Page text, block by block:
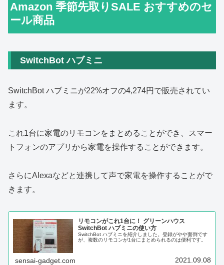
Amazon 季節先取りSALE おすすめのセ
ール商品
SwitchBot ハブミニ
SwitchBot ハブミニが22%オフの4,274円で販売されてい
ます。
これ1台に家電のリモコンをまとめることができ、スマー
トフォンのアプリから家電を操作することができます。
さらにAlexaなどと連携して声で家電を操作することがで
きます。
リモコンがこれ1台に！ グリーンハウス
SwitchBot ハブミニの使い方
SwitchBot ハブミニを紹介しました。登録がやや面倒です
が、複数のリモコンが1台にまとめられるのは便利です。
sensai-gadget.com 2021.09.08